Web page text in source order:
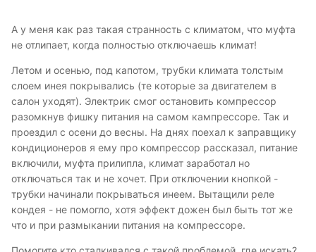
А у меня как раз такая странность с климатом, что муфта
не отлипает, когда полностью отключаешь климат!
Летом и осенью, под капотом, трубки климата толстым
слоем инея покрывались (те которые за двигателем в
салон уходят). Электрик смог остановить компрессор
разомкнув фишку питания на самом кампрессоре. Так и
проездил с осени до весны. На днях поехал к заправщику
кондиционеров я ему про компрессор рассказал, питание
включили, муфта прилипла, климат заработал но
отключаться так и не хочет. При отключении кнопкой -
трубки начинали покрываться инеем. Вытащили реле
кондея - не помогло, хотя эффект дожен был быть тот же
что и при размыкании питания на компрессоре.